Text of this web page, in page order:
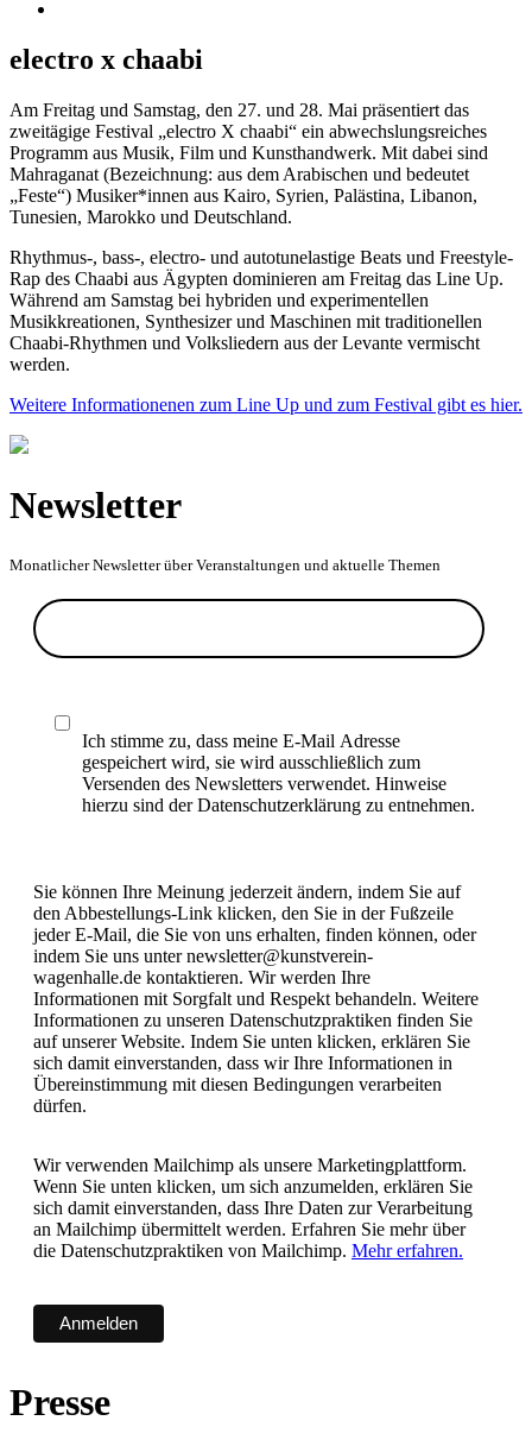
electro x chaabi
Am Freitag und Samstag, den 27. und 28. Mai präsentiert das
zweitägige Festival „electro X chaabi“ ein abwechslungsreiches
Programm aus Musik, Film und Kunsthandwerk. Mit dabei sind
Mahraganat (Bezeichnung: aus dem Arabischen und bedeutet
„Feste“) Musiker*innen aus Kairo, Syrien, Palästina, Libanon,
Tunesien, Marokko und Deutschland.
Rhythmus-, bass-, electro- und autotunelastige Beats und Freestyle-
Rap des Chaabi aus Ägypten dominieren am Freitag das Line Up.
Während am Samstag bei hybriden und experimentellen
Musikkreationen, Synthesizer und Maschinen mit traditionellen
Chaabi-Rhythmen und Volksliedern aus der Levante vermischt
werden.
Weitere Informationenen zum Line Up und zum Festival gibt es hier.
Newsletter
Monatlicher Newsletter über Veranstaltungen und aktuelle Themen
Ich stimme zu, dass meine E-Mail Adresse
gespeichert wird, sie wird ausschließlich zum
Versenden des Newsletters verwendet. Hinweise
hierzu sind der Datenschutzerklärung zu entnehmen.
Sie können Ihre Meinung jederzeit ändern, indem Sie auf
den Abbestellungs-Link klicken, den Sie in der Fußzeile
jeder E-Mail, die Sie von uns erhalten, finden können, oder
indem Sie uns unter newsletter@kunstverein-
wagenhalle.de kontaktieren. Wir werden Ihre
Informationen mit Sorgfalt und Respekt behandeln. Weitere
Informationen zu unseren Datenschutzpraktiken finden Sie
auf unserer Website. Indem Sie unten klicken, erklären Sie
sich damit einverstanden, dass wir Ihre Informationen in
Übereinstimmung mit diesen Bedingungen verarbeiten
dürfen.
Wir verwenden Mailchimp als unsere Marketingplattform.
Wenn Sie unten klicken, um sich anzumelden, erklären Sie
sich damit einverstanden, dass Ihre Daten zur Verarbeitung
an Mailchimp übermittelt werden. Erfahren Sie mehr über
die Datenschutzpraktiken von Mailchimp. Mehr erfahren.
Presse